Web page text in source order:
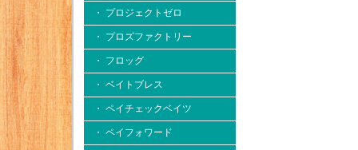
・ プロジェクトゼロ
・ プロズファクトリー
・ フロッグ
・ ベイトブレス
・ ペイチェックベイツ
・ ペイフォワード